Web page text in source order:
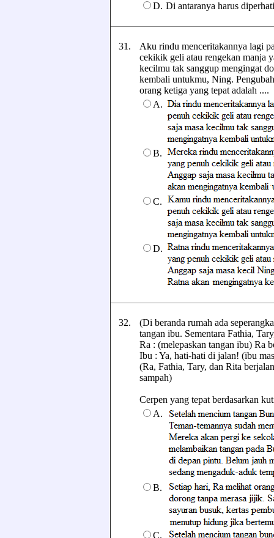
D. Di antaranya harus
31.
Aku rindu menceritakannya lagi
cekikik geli atau rengekan manja
kecilmu tak sanggup mengingat
kembali untukmu, Ning.
orang ketiga yang tepat adalah ....
A.
B.
C.
D.
32.
(Di beranda rumah ada
tangan ibu. Sementara Fathia,
Ra : (melepaskan tangan ibu) Ra
Ibu : Ya, hati-hati di jalan! (ibu
(Ra, Fathia, Tary, dan Rita
sampah)
Cerpen yang tepat berdasarkan
A.
B.
C.